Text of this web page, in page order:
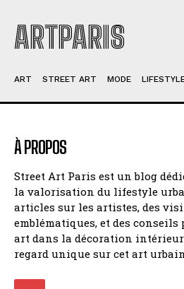
ARTPARIS
ART STREET ART MODE
À PROPOS
Street Art Paris est un blog
la valorisation du lifestyle
articles sur les artistes, des
emblématiques, et des
art dans la décoration
regard unique sur cet art